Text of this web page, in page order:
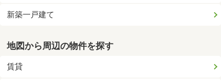
新築一戸建て
地図から周辺の物件を探す
賃貸